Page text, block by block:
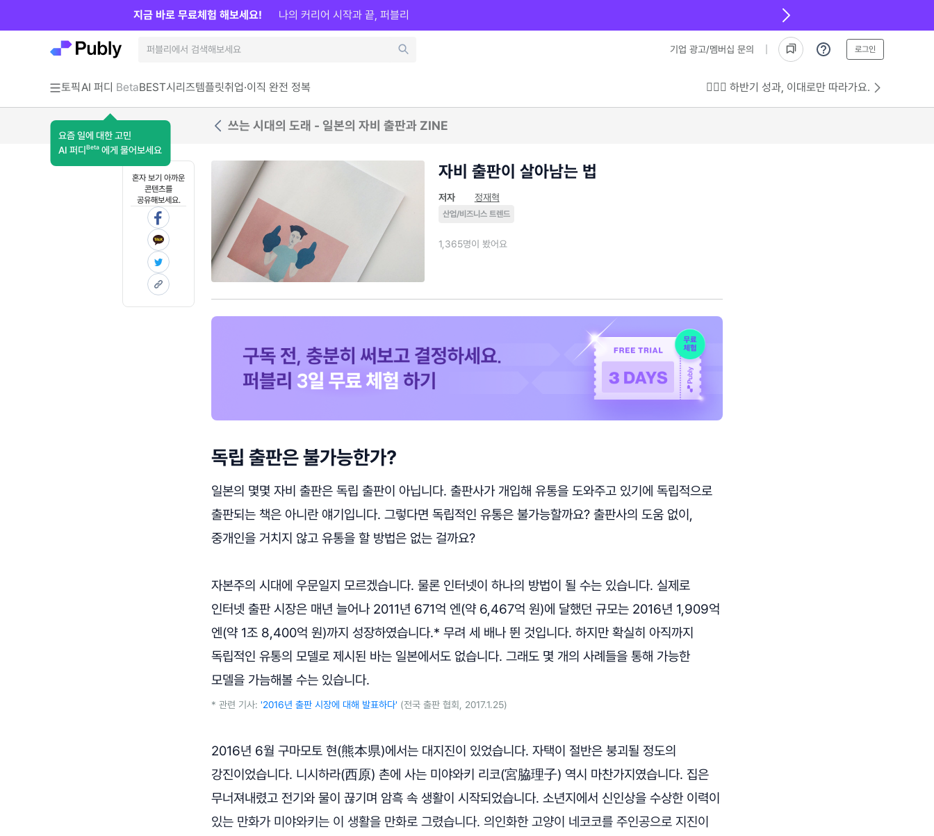
기업 광고/멤버십 문의 로그인
토픽AI 퍼디 Beta
요즘 일에 대한 고민
AI 퍼디 Beta 에게 물어보세요
BEST시리즈템플릿취업·이직 완전 정복 💁🏻‍♂️ 하반기 성과, 이대로만 따라가요.
지금 바로 무료체험 해보세요! 나의 커리어 시작과 끝, 퍼블리
쓰는 시대의 도래 - 일본의 자비 출판과 ZINE
혼자 보기 아까운
콘텐츠를
공유해보세요.
자비 출판이 살아남는 법
저자 정재혁
산업/비즈니스 트렌드
1,365명이 봤어요
독립 출판은 불가능한가?
일본의 몇몇 자비 출판은 독립 출판이 아닙니다. 출판사가 개입해 유통을 도와주고 있기에 독립적으로
출판되는 책은 아니란 얘기입니다. 그렇다면 독립적인 유통은 불가능할까요? 출판사의 도움 없이,
중개인을 거치지 않고 유통을 할 방법은 없는 걸까요?
자본주의 시대에 우문일지 모르겠습니다. 물론 인터넷이 하나의 방법이 될 수는 있습니다. 실제로
인터넷 출판 시장은 매년 늘어나 2011년 671억 엔(약 6,467억 원)에 달했던 규모는 2016년 1,909억
엔(약 1조 8,400억 원)까지 성장하였습니다.* 무려 세 배나 뛴 것입니다. 하지만 확실히 아직까지
독립적인 유통의 모델로 제시된 바는 일본에서도 없습니다. 그래도 몇 개의 사례들을 통해 가능한
모델을 가늠해볼 수는 있습니다.
* 관련 기사: '2016년 출판 시장에 대해 발표하다' (전국 출판 협회, 2017.1.25)
2016년 6월 구마모토 현(熊本県)에서는 대지진이 있었습니다. 자택이 절반은 붕괴될 정도의
강진이었습니다. 니시하라(西原) 촌에 사는 미야와키 리코(宮脇理子) 역시 마찬가지였습니다. 집은
무너져내렸고 전기와 물이 끊기며 암흑 속 생활이 시작되었습니다. 소년지에서 신인상을 수상한 이력이
있는 만화가 미야와키는 이 생활을 만화로 그렸습니다. 의인화한 고양이 네코코를 주인공으로 지진이